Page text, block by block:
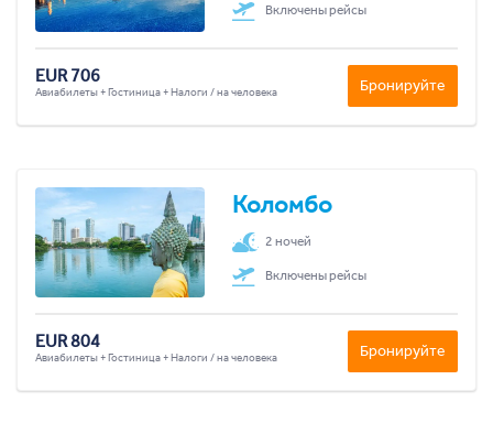
Включены рейсы
EUR 706
Авиабилеты + Гостиница + Налоги / на человека Бронируйте
Коломбо
2 ночей
Включены рейсы
EUR 804
Авиабилеты + Гостиница + Налоги / на человека Бронируйте